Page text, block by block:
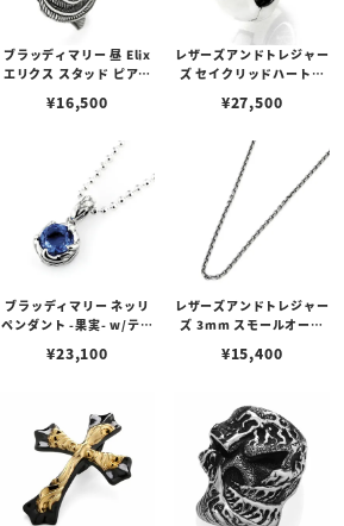
ブラッディマリー 昼 Elix
エリクス スタッド ピアス
¥16,500
レザーズアンドトレジャー
ズ セイクリッドハートピ
¥27,500
ブラッディマリー ネッリ
ペンダント -果実- w/ティ
¥23,100
レザーズアンドトレジャー
ズ 3mm スモールオーバ
ブスタークラスプ＆LTロ
¥15,400